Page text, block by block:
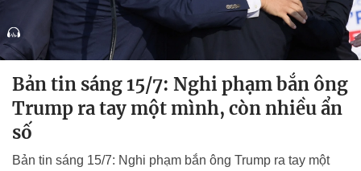
Bản tin sáng 15/7: Nghi phạm bắn ông
Trump ra tay một mình, còn nhiều ẩn
số
Bản tin sáng 15/7: Nghi phạm bắn ông Trump ra tay một